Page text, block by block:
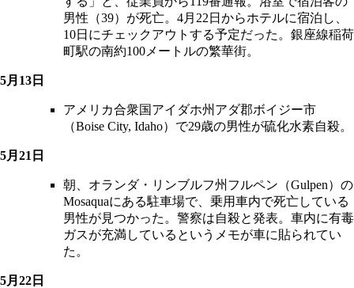
男性（39）が死亡。4月22日からホテルに宿泊し、
10日にチェックアウトする予定だった。銀座線稲荷
町駅の南約100メートルの繁華街。
5月13日
アメリカ合衆国アイダホ州アダ郡ボイジー市
（Boise City, Idaho）で29歳の男性が硫化水素自殺。
5月21日
朝、オランダ・リンブルフ州フルペン（Gulpen）の
Mosaquaにある駐車場で、乗用車内で死亡している
男性が見つかった。警察は自殺と発表。車内に有毒
ガスが充満しているというメモが車に貼られてい
た。
5月22日